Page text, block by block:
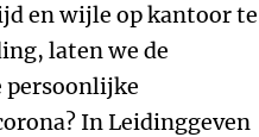
en wijle op kantoor te
laten we de
In Leidinggeven